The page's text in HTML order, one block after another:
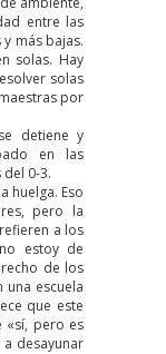
entre las
más bajas.
solas. Hay
solas
por
detiene y
en las
0-3.
huelga. Eso
pero la
a los
estoy de
de los
una escuela
que este
«sí, pero es
desayunar